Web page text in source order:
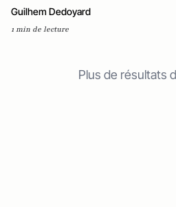
Guilhem Dedoyard
1 min de lecture
Plus de résultats